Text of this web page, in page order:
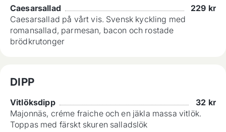
Caesarsallad
229 kr
Caesarsallad på vårt vis. Svensk kyckling med
romansallad, parmesan, bacon och rostade
brödkrutonger
DIPP
Vitlöksdipp 32 kr
Majonnäs, créme fraiche och en jäkla massa vitlök.
Toppas med färskt skuren salladslök